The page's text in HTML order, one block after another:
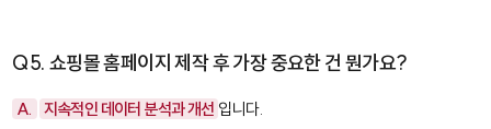
Q5. 쇼핑몰 홈페이지 제작 후 가장 중요한 건 뭔가요?
A. 지속적인 데이터 분석과 개선 입니다.